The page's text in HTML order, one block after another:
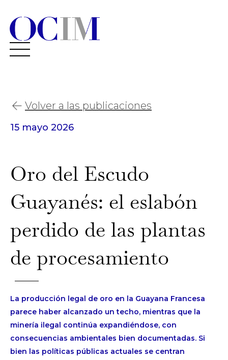
Volver a las publicaciones
15 mayo 2026
Oro del Escudo
Guayanés: el eslabón
perdido de las plantas
de procesamiento
La producción legal de oro en la Guayana Francesa
parece haber alcanzado un techo, mientras que la
minería ilegal continúa expandiéndose, con
consecuencias ambientales bien documentadas. Si
bien las políticas públicas actuales se centran